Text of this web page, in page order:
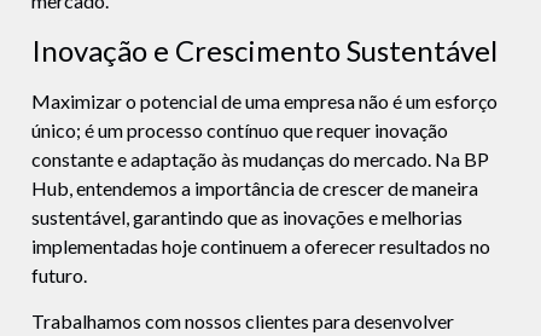
Inovação e Crescimento Sustentável
Maximizar o potencial de uma empresa não é um esforço
único; é um processo contínuo que requer inovação
constante e adaptação às mudanças do mercado. Na BP
Hub, entendemos a importância de crescer de maneira
sustentável, garantindo que as inovações e melhorias
implementadas hoje continuem a oferecer resultados no
futuro.
Trabalhamos com nossos clientes para desenvolver